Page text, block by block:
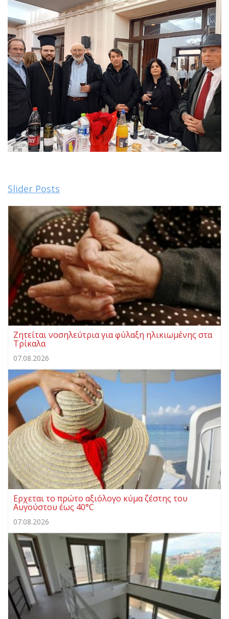
Slider Posts
Ζητείται νοσηλεύτρια για φύλαξη ηλικιωμένης στα
Τρίκαλα
07.08.2026
Ερχεται το πρώτο αξιόλογο κύμα ζέστης του
Αυγούστου έως 40°C
07.08.2026